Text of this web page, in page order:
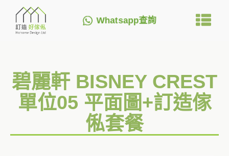
Whatsapp查詢
碧麗軒 BISNEY CREST
單位05 平面圖+訂造傢
俬套餐